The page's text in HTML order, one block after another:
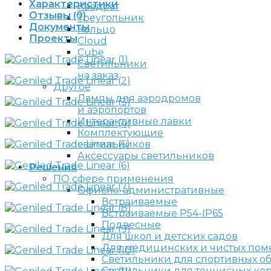
Квадрат
Треугольник
Кольцо
Cloud
Cube
Светильники
на заказ
Другое
Лампы для аэродромов
и аэропортов
Интерактивные лавки
Комплектующие
светильников
Аксессуары светильников
Решения
ПО сфере применения
Офисно-административные
Встраиваемые
Встраиваемые P54-IP65
Подвесные
Для школ и детских садов
Для медицинских и чистых
Светильники для спортивных
Характеристики
Отзывы (0)
Документы
Проекты